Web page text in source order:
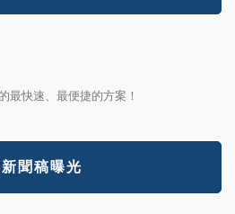
最快速、最便捷的方案！
聞稿曝光